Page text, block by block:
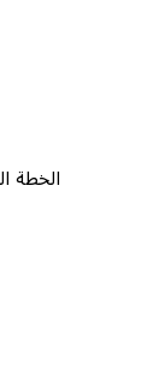
الخطة المجانية